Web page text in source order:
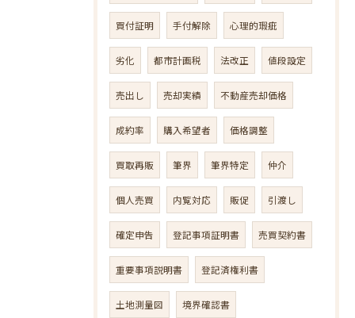
買付証明 手付解除 心理的瑕疵
劣化 都市計画税 法改正 値段設定
売出し 売却実績 不動産売却価格
成約率 購入希望者 価格調整
買取再販 筆界 筆界特定 仲介
個人売買 内覧対応 販促 引渡し
確定申告 登記事項証明書 売買契約書
重要事項説明書 登記済権利書
土地測量図 境界確認書